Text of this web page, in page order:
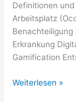
Definitionen
Arbeitsplatz
Erkrankung
Gamification
E-
Weiterlesen »